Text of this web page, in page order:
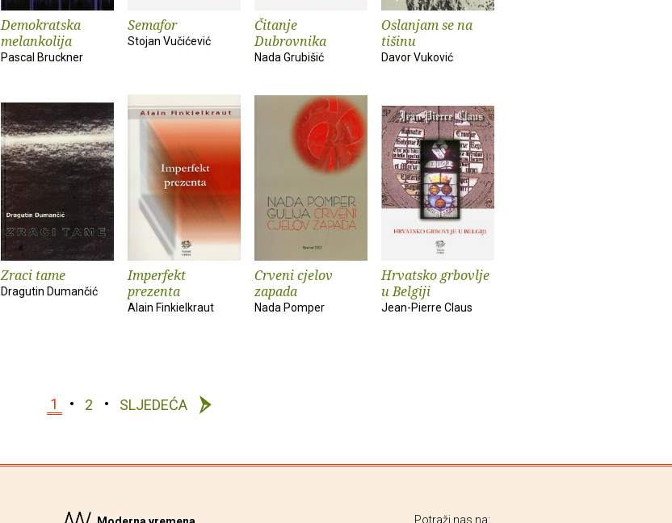
Demokratska
melankolija
Pascal Bruckner
Semafor
Stojan Vučićević
Čitanje
Dubrovnika
Nada Grubišić
Oslanjam se na
tišinu
Davor Vuković
Zraci tame
Dragutin Dumančić
Imperfekt
prezenta
Alain Finkielkraut
Crveni cjelov
zapada
Nada Pomper
Hrvatsko grbovlje
u Belgiji
Jean-Pierre Claus
1 2 SLJEDEĆA
Potraži nas na: